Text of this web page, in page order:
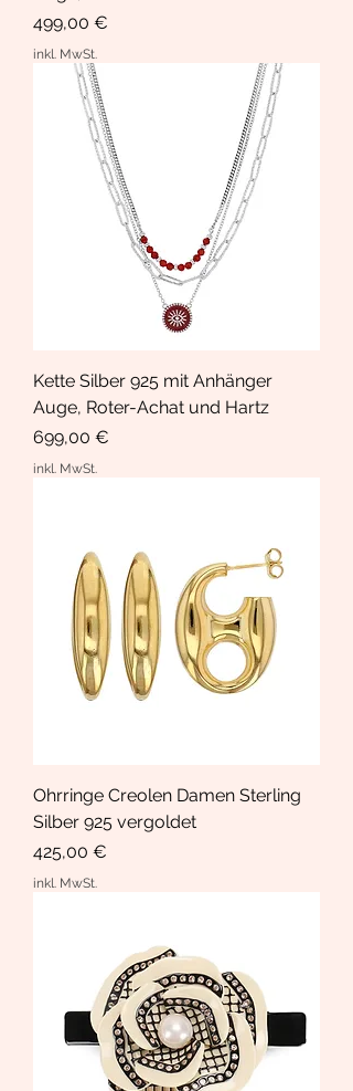
Preis
499,00 €
inkl. MwSt.
Kette Silber 925 mit Anhänger
Auge, Roter-Achat und Hartz
Preis
699,00 €
inkl. MwSt.
Ohrringe Creolen Damen Sterling
Silber 925 vergoldet
Preis
425,00 €
inkl. MwSt.